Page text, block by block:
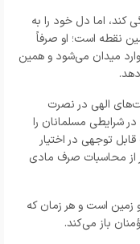
کند، اما دل خود را به
نقطه است؛ او صرفاً
میدان می‌شود و همین
الهی در نصرت
شرایطی مسلمانان را
توجهی در اختیار
از محاسبات صرف مادی
زمین است و هر زمان که
باز می‌کند.